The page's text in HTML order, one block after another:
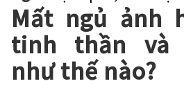
Mất ngủ ảnh
tinh thần và
như thế nào?